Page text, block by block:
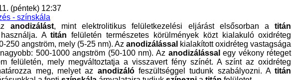
(péntek) 12:37
anodizálást, mint elektrolitikus felületkezelési eljárást elsősorban atitán
használja. Atitán felületén természetes körülmények közt kialakuló oxidréteg
250 angström, mely (5-25 nm). Azanodizálással kialakított oxidréteg vastagsága
500-1000 angström (50-100 nm). Az anodizálássalegy vékony réteget
felületén, mely megváltoztatja a visszavert fény színét. A színt az oxidréteg
meg, melyet az anodizálófeszültséggel tudunk szabályozni. Atitán